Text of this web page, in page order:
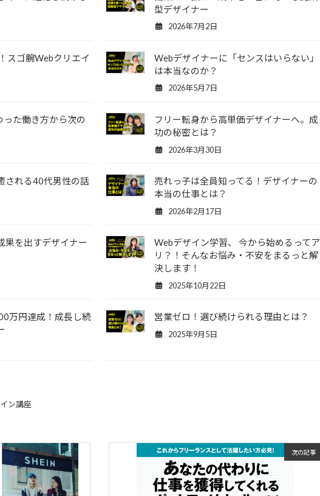
型デザイナー
2026年7月2日
スゴ腕Webクリエイ
Webデザイナーに「センスはいらない」
は本当なのか？
2026年5月7日
た働き方から次の
フリー転身から高単価デザイナーへ。成
功の秘密とは？
2026年3月30日
される40代男性の話
売れっ子は全員知ってる！デザイナーの
本当の仕事とは？
2026年2月17日
果を出すデザイナー
Webデザイン学習、 今から始めるってア
リ？！そんなお悩み・不安をまるっと解
決します！
2025年10月22日
万円達成！成長し続
営業ゼロ！選び続けられる理由とは？
2025年9月5日
ン講座
次の記事